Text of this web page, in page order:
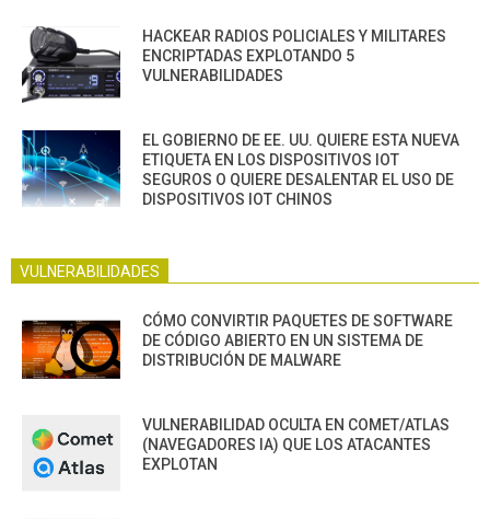
HACKEAR RADIOS POLICIALES Y MILITARES
ENCRIPTADAS EXPLOTANDO 5
VULNERABILIDADES
EL GOBIERNO DE EE. UU. QUIERE ESTA NUEVA
ETIQUETA EN LOS DISPOSITIVOS IOT
SEGUROS O QUIERE DESALENTAR EL USO DE
DISPOSITIVOS IOT CHINOS
VULNERABILIDADES
CÓMO CONVIRTIR PAQUETES DE SOFTWARE
DE CÓDIGO ABIERTO EN UN SISTEMA DE
DISTRIBUCIÓN DE MALWARE
VULNERABILIDAD OCULTA EN COMET/ATLAS
(NAVEGADORES IA) QUE LOS ATACANTES
EXPLOTAN